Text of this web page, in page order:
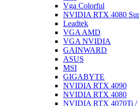
Vga Colorful
NVIDIA RTX 4080
Leadtek
VGA AMD
VGA NVIDIA
GAINWARD
ASUS
MSI
GIGABYTE
NVIDIA RTX 4090
NVIDIA RTX 4080
NVIDIA RTX 4070Ti /